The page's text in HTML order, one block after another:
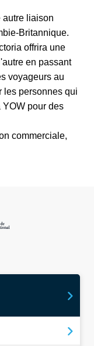
autre liaison
Britannique.
offrira une
en passant
voyageurs au
les personnes qui
YOW pour des
commerciale,
international